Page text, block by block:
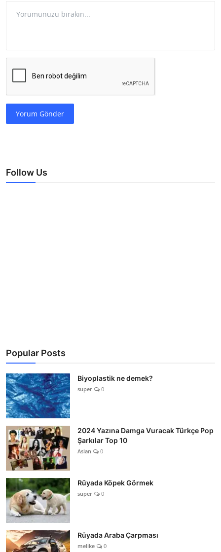
Yorum Gönder
Follow Us
Popular Posts
Biyoplastik ne demek?
super 0
2024 Yazına Damga Vuracak Türkçe Pop
Şarkılar Top 10
Aslan 0
Rüyada Köpek Görmek
super 0
Rüyada Araba Çarpması
melike 0